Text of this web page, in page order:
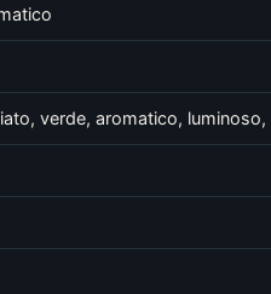
verde, aromatico, luminoso,